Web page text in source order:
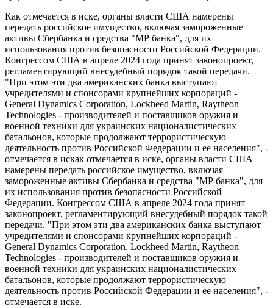
Как отмечается в иске, органы власти США намерены
передать российское имущество, включая замороженные
активы Сбербанка и средства "МР банка", для их
использования против безопасности Российской Федерации.
Конгрессом США в апреле 2024 года принят законопроект,
регламентирующий внесудебный порядок такой передачи.
"При этом эти два американских банка выступают
учредителями и спонсорами крупнейших корпораций -
General Dynamics Corporation, Lockheed Martin, Raytheon
Technologies - производителей и поставщиков оружия и
военной техники для украинских националистических
батальонов, которые продолжают террористическую
деятельность против Российской Федерации и ее населения", -
отмечается в искак отмечается в иске, органы власти США
намерены передать российское имущество, включая
замороженные активы Сбербанка и средства "МР банка", для
их использования против безопасности Российской
Федерации. Конгрессом США в апреле 2024 года принят
законопроект, регламентирующий внесудебный порядок такой
передачи. "При этом эти два американских банка выступают
учредителями и спонсорами крупнейших корпораций -
General Dynamics Corporation, Lockheed Martin, Raytheon
Technologies - производителей и поставщиков оружия и
военной техники для украинских националистических
батальонов, которые продолжают террористическую
деятельность против Российской Федерации и ее населения", -
отмечается в иске.